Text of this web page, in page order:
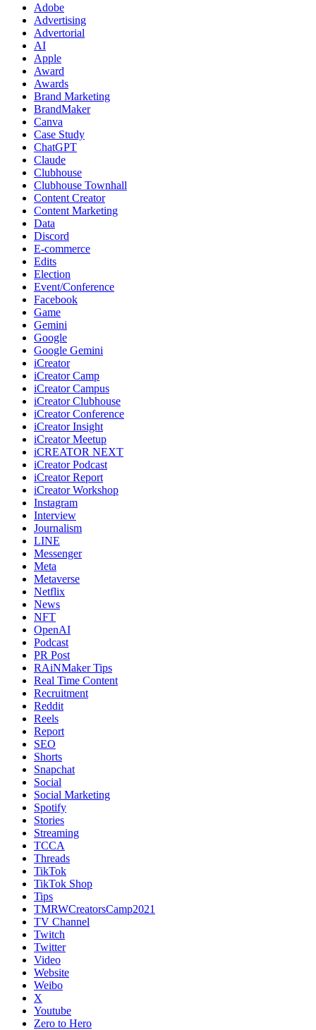
Adobe
Advertising
Advertorial
AI
Apple
Award
Awards
Brand Marketing
BrandMaker
Canva
Case Study
ChatGPT
Claude
Clubhouse
Clubhouse Townhall
Content Creator
Content Marketing
Data
Discord
E-commerce
Edits
Election
Event/Conference
Facebook
Game
Gemini
Google
Google Gemini
iCreator
iCreator Camp
iCreator Campus
iCreator Clubhouse
iCreator Conference
iCreator Insight
iCreator Meetup
iCREATOR NEXT
iCreator Podcast
iCreator Report
iCreator Workshop
Instagram
Interview
Journalism
LINE
Messenger
Meta
Metaverse
Netflix
News
NFT
OpenAI
Podcast
PR Post
RAiNMaker Tips
Real Time Content
Recruitment
Reddit
Reels
Report
SEO
Shorts
Snapchat
Social
Social Marketing
Spotify
Stories
Streaming
TCCA
Threads
TikTok
TikTok Shop
Tips
TMRWCreatorsCamp2021
TV Channel
Twitch
Twitter
Video
Website
Weibo
X
Youtube
Zero to Hero